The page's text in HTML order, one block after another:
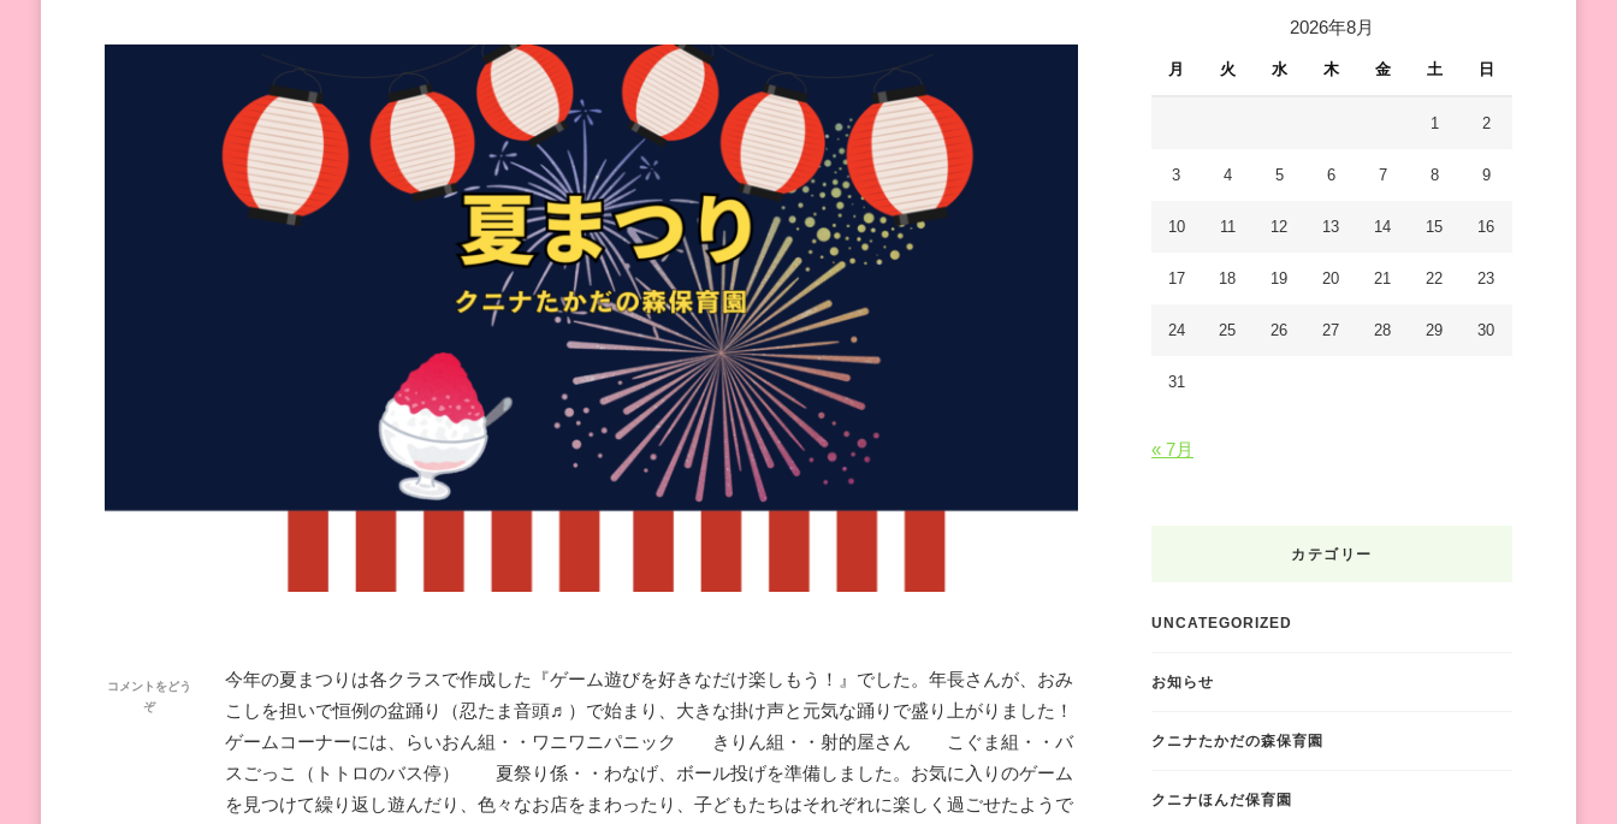
コメントをどう
ぞ(2024
今年の夏まつりは各クラスで作成した『ゲーム遊びを好きなだけ楽しもう！』でした。年長さんが、おみ
こしを担いで恒例の盆踊り（忍たま音頭♬）で始まり、大きな掛け声と元気な踊りで盛り上がりました！
ゲームコーナーには、らいおん組・・ワニワニパニック きりん組・・射的屋さん こぐま組・・バ
スごっこ（トトロのバス停） 夏祭り係・・わなげ、ボール投げを準備しました。お気に入りのゲーム
を見つけて繰り返し遊んだり、色々なお店をまわったり、子どもたちはそれぞれに楽しく過ごせたようで
2026年8月
月 火 水 木 金 土 日
1 2
3 4 5 6 7 8 9
10 11 12 13 14 15 16
17 18 19 20 21 22 23
24 25 26 27 28 29 30
31
« 7月
カテゴリー
UNCATEGORIZED
お知らせ
クニナたかだの森保育園
クニナほんだ保育園